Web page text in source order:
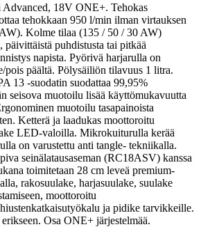
18V ONE+. Tehokas
tehokkaan 950 l/min ilman virtauksen
Kolme tilaa (135 / 50 / 30 AW)
päivittäistä puhdistusta tai pitkää
napista. Pyörivä harjarulla on
pois päältä. Pölysäiliön tilavuus 1 litra.
13 -suodatin suodattaa 99,95%
seisova muotoilu lisää käyttömukavuutta
muotoilu tasapainoista
Ketterä ja laadukas moottoroitu
LED-valoilla. Mikrokuiturulla kerää
on varustettu anti tangle- tekniikalla.
seinälatausaseman (RC18ASV) kanssa
toimitetaan 28 cm leveä premium-
rakosuulake, harjasuulake, suulake
moottoroitu
ja pidike tarvikkeille.
Osa ONE+ järjestelmää.